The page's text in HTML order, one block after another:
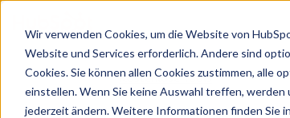
Wir verwenden Cookies, um die Website von
Website und Services erforderlich. Andere sind
Cookies. Sie können allen Cookies zustimmen, alle
einstellen. Wenn Sie keine Auswahl treffen,
jederzeit ändern. Weitere Informationen finden Sie
Kostenlose Tools